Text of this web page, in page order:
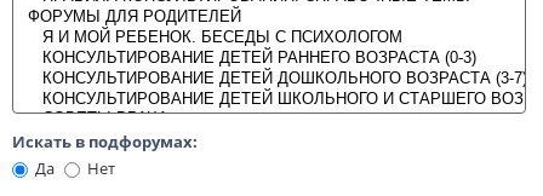
Искать в подфорумах:
Да
Нет